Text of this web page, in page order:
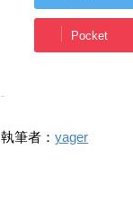
Pocket
-
執筆者： yager